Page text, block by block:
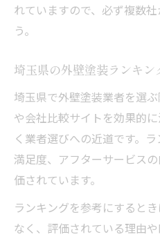
外壁塗装の口コミ
ける
埼玉県の外壁塗装
比較方法
外壁塗装実績の多
外壁塗装の評価や
する
埼玉県で人気の外
れていますので、必ず複数
う。
埼玉県の外壁塗装ランキン
埼玉県で外壁塗装業者を選
や会社比較サイトを効果的
く業者選びへの近道です。
満足度、アフターサービス
価されています。
ランキングを参考にすると
なく、評価されている理由